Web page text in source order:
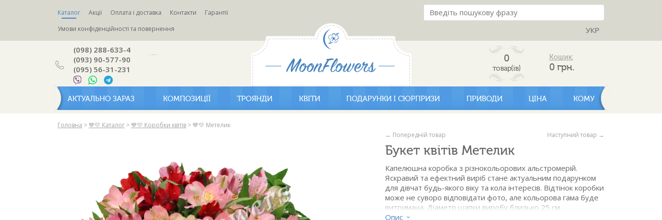
Каталог Акції Оплата і доставка Контакти
Гарантії
Умови конфіденційності та повернення
УКР
(098) 288-633-4
(093) 90-577-90
(095) 56-31-231
0
товар(ів)
Кошик:
0 грн.
АКТУАЛЬНО ЗАРАЗ КОМПОЗИЦІЇ ТРОЯНДИ КВІТИ ПОДАРУНКИ І СЮРПРИЗИ ПРИВОДИ ЦІНА КОМУ
Головна > 💙💛 Каталог > 💙💛 Коробки квітів > 💙💛 Метелик
Наступний товар →
← Попередній товар
Букет квітів Метелик
Капелюшна коробка з різнокольорових альстромерій.
Яскравий та ефектний виріб стане актуальним подарунком
для дівчат будь-якого віку та кола інтересів. Відтінок коробки
може не суворо відповідати фото, але кольорова гама буде
витримана. Діаметр шапки виробу близько 25 см.
Опис